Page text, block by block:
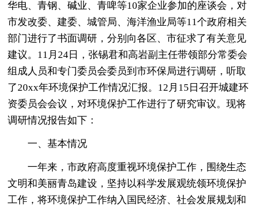
华电、青钢、碱业、青啤等10家企业参加的座谈会，对
市发改委、建委、城管局、海洋渔业局等11个政府相关
部门进行了书面调研，分别向各区、市征求了有关意见
建议。11月24日，张锡君和高岩副主任带领部分常委会
组成人员和专门委员会委员到市环保局进行调研，听取
了20xx年环境保护工作情况汇报。12月15日召开城建环
资委员会会议，对环境保护工作进行了研究审议。现将
调研情况报告如下：
一、基本情况
一年来，市政府高度重视环境保护工作，围绕生态
文明和美丽青岛建设，坚持以科学发展观统领环境保护
工作，将环境保护工作纳入国民经济、社会发展规划和